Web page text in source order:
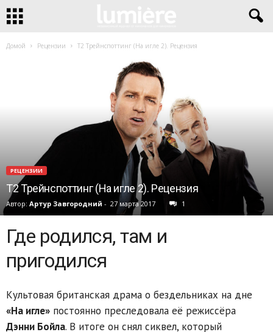
Домой Рецензии Т2 Трейнспоттинг (На игле 2). Рецензия
РЕЦЕНЗИИ
Т2 Трейнспоттинг (На игле 2). Рецензия
Автор: Артур Завгородний - 27 марта 2017 1
Где родился, там и
пригодился
Культовая британская драма о бездельниках на дне
«На игле» постоянно преследовала её режиссёра
Дэнни Бойла. В итоге он снял сиквел, который